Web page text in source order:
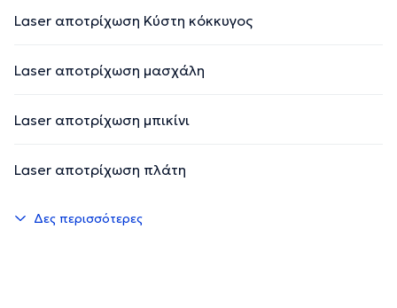
Laser αποτρίχωση Κύστη κόκκυγος
Laser αποτρίχωση μασχάλη
Laser αποτρίχωση μπικίνι
Laser αποτρίχωση πλάτη
Δες περισσότερες